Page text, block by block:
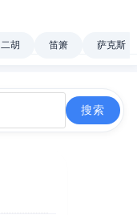
二胡 笛箫 萨克斯